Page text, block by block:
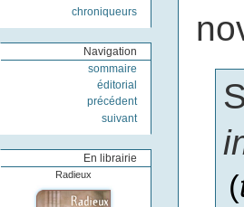
chroniqueurs
Navigation
sommaire
éditorial
précédent
suivant
En librairie
Radieux (